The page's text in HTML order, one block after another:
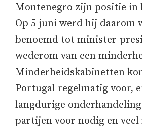
Montenegro zijn positie in
Op 5 juni werd hij daarom
benoemd tot minister-
wederom van een
Minderheidskabinetten
Portugal regelmatig voor,
langdurige
partijen voor nodig en veel